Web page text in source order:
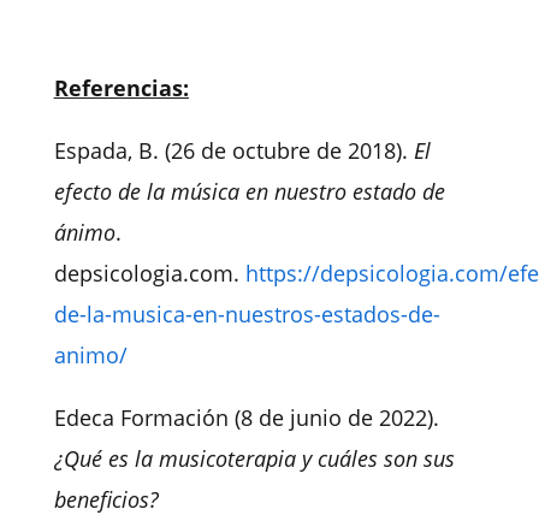
Referencias:
Espada, B. (26 de octubre de 2018). El
efecto de la música en nuestro estado de
ánimo.
depsicologia.com. https://depsicologia.com/
de-la-musica-en-nuestros-estados-de-
animo/
Edeca Formación (8 de junio de 2022).
¿Qué es la musicoterapia y cuáles son sus
beneficios?